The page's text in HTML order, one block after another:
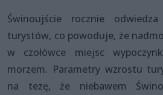
Świnoujście rocznie
turystów, co powoduje, że
w czołówce miejsc
morzem. Parametry wzrostu
na tezę, że niebawem